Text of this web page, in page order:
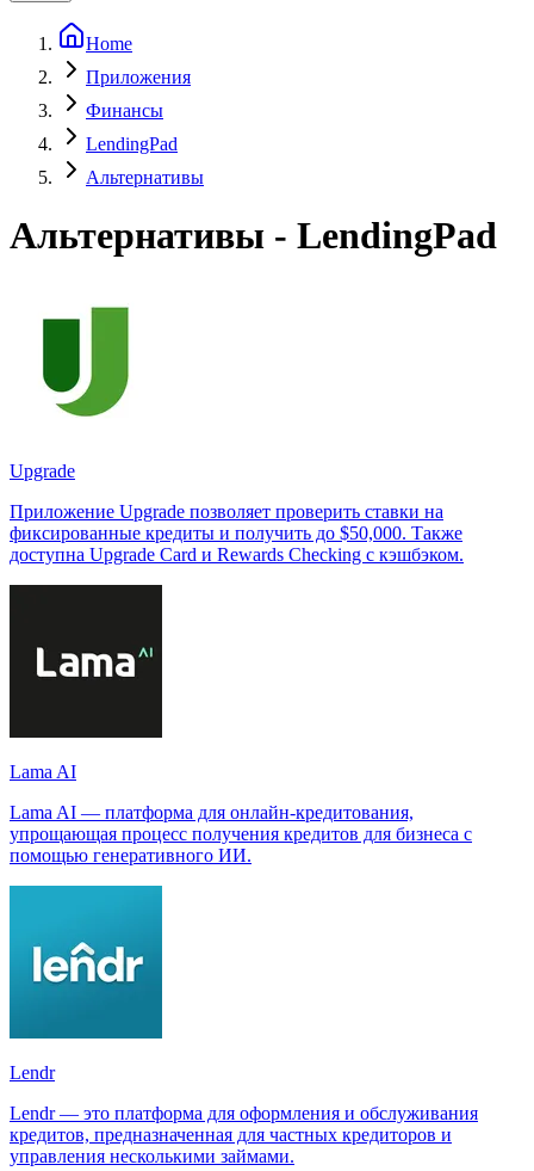
Home
Приложения
Финансы
LendingPad
Альтернативы
Альтернативы - LendingPad
Upgrade
Приложение Upgrade позволяет проверить ставки на
фиксированные кредиты и получить до $50,000. Также
доступна Upgrade Card и Rewards Checking с кэшбэком.
Lama AI
Lama AI — платформа для онлайн-кредитования,
упрощающая процесс получения кредитов для бизнеса с
помощью генеративного ИИ.
Lendr
Lendr — это платформа для оформления и обслуживания
кредитов, предназначенная для частных кредиторов и
управления несколькими займами.